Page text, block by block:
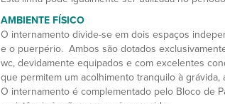
AMBIENTE FÍSICO
O internamento divide-se em dois espaços
e o puerpério. Ambos são dotados
wc, devidamente equipados e com excelentes
que permitem um acolhimento tranquilo à grávida,
O internamento é complementado pelo Bloco de